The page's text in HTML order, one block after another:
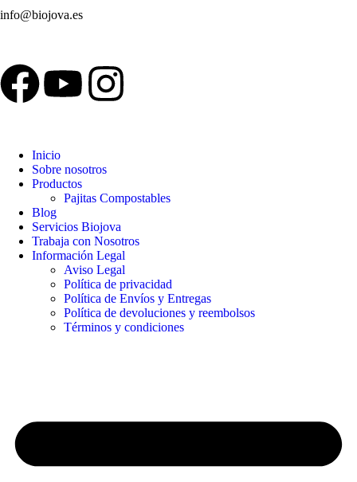
info@biojova.es
Inicio
Sobre nosotros
Productos
Pajitas Compostables
Blog
Servicios Biojova
Trabaja con Nosotros
Información Legal
Aviso Legal
Política de privacidad
Política de Envíos y Entregas
Política de devoluciones y reembolsos
Términos y condiciones